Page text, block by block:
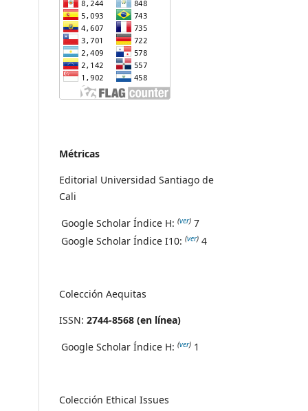
Métricas
Editorial Universidad Santiago de
Cali
Google Scholar Índice H: (ver) 7
Google Scholar Índice I10: (ver) 4
Colección Aequitas
ISSN: 2744-8568 (en línea)
Google Scholar Índice H: (ver) 1
Colección Ethical Issues